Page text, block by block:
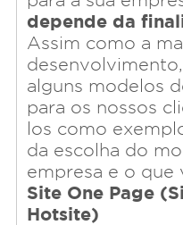
depende da
Assim como a
alguns modelos
para os nossos
los como
da escolha do
empresa e o que
Site One Page
Hotsite)